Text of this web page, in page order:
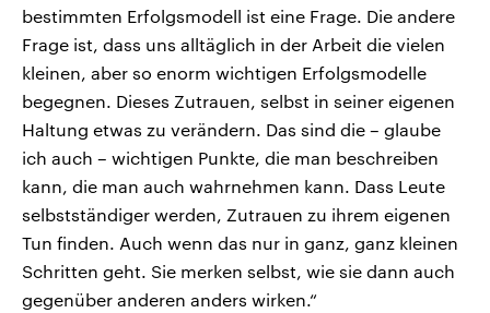
bestimmten Erfolgsmodell ist eine Frage. Die andere
Frage ist, dass uns alltäglich in der Arbeit die vielen
kleinen, aber so enorm wichtigen Erfolgsmodelle
begegnen. Dieses Zutrauen, selbst in seiner eigenen
Haltung etwas zu verändern. Das sind die – glaube
ich auch – wichtigen Punkte, die man beschreiben
kann, die man auch wahrnehmen kann. Dass Leute
selbstständiger werden, Zutrauen zu ihrem eigenen
Tun finden. Auch wenn das nur in ganz, ganz kleinen
Schritten geht. Sie merken selbst, wie sie dann auch
gegenüber anderen anders wirken.“